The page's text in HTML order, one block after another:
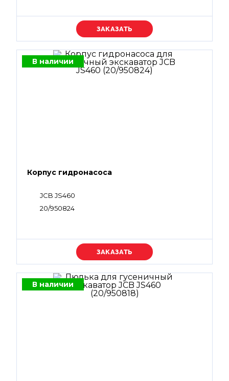
Уточняйте цену
В наличии
Корпус гидронасоса
JCB JS460
20/950824
Уточняйте цену
В наличии